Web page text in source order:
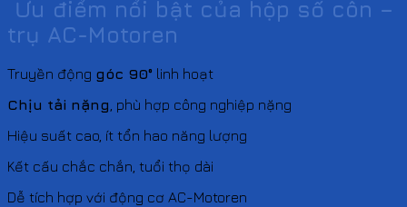
Ưu điểm nổi bật của hộp số côn –
trụ AC-Motoren
Truyền động góc 90° linh hoạt
Chịu tải nặng , phù hợp công nghiệp nặng
Hiệu suất cao, ít tổn hao năng lượng
Kết cấu chắc chắn, tuổi thọ dài
Dễ tích hợp với động cơ AC-Motoren